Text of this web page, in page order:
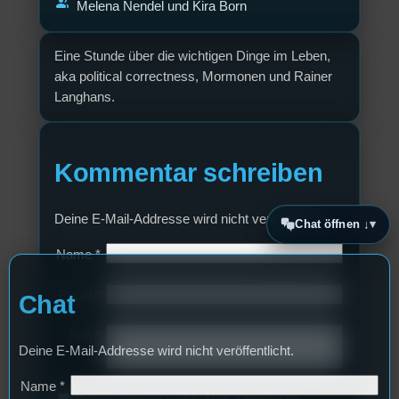
Eine Stunde über die wichtigen Dinge im Leben,
aka political correctness, Mormonen und Rainer
Langhans.
Kommentar schreiben
Deine E-Mail-Addresse wird nicht veröffentlicht.
Name*
Email
Melena Nendel und Kira Born
Chat öffnen ↓
Chat
Deine E-Mail-Addresse wird nicht veröffentlicht.
Name *